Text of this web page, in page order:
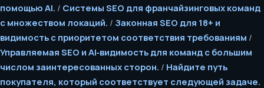
помощью AI. / Системы SEO для франчайзинговых команд
с множеством локаций. / Законная SEO для 18+ и
видимость с приоритетом соответствия требованиям /
Управляемая SEO и AI‑видимость для команд с большим
числом заинтересованных сторон. / Найдите путь
покупателя, который соответствует следующей задаче.